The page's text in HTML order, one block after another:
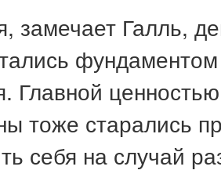
замечает Галль,
Главной
тоже старались
себя на случай